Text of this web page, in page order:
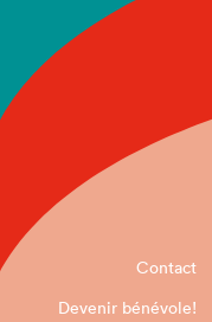
Contact
Devenir bénévole!